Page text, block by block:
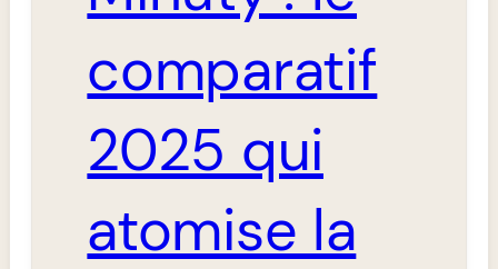
comparatif
2025 qui
atomise la